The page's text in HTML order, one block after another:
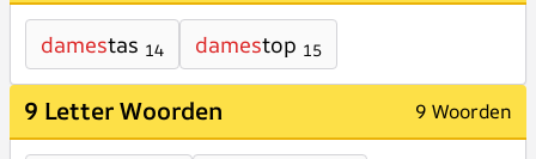
damestas 14 damestop 15
9 Letter Woorden 9 Woorden